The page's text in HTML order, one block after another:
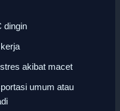
dingin
akibat macet
umum atau